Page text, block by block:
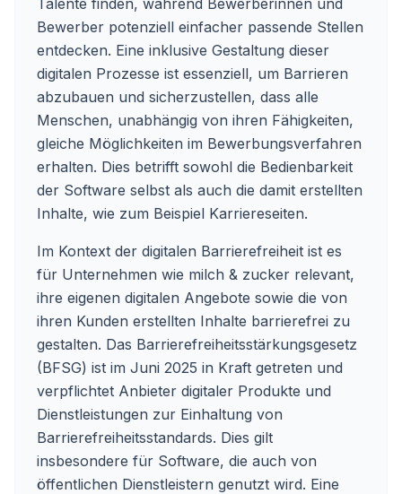
Talente finden, während Bewerberinnen und
Bewerber potenziell einfacher passende Stellen
entdecken. Eine inklusive Gestaltung dieser
digitalen Prozesse ist essenziell, um Barrieren
abzubauen und sicherzustellen, dass alle
Menschen, unabhängig von ihren Fähigkeiten,
gleiche Möglichkeiten im Bewerbungsverfahren
erhalten. Dies betrifft sowohl die Bedienbarkeit
der Software selbst als auch die damit erstellten
Inhalte, wie zum Beispiel Karriereseiten.
Im Kontext der digitalen Barrierefreiheit ist es
für Unternehmen wie milch & zucker relevant,
ihre eigenen digitalen Angebote sowie die von
ihren Kunden erstellten Inhalte barrierefrei zu
gestalten. Das Barrierefreiheitsstärkungsgesetz
(BFSG) ist im Juni 2025 in Kraft getreten und
verpflichtet Anbieter digitaler Produkte und
Dienstleistungen zur Einhaltung von
Barrierefreiheitsstandards. Dies gilt
insbesondere für Software, die auch von
öffentlichen Dienstleistern genutzt wird. Eine